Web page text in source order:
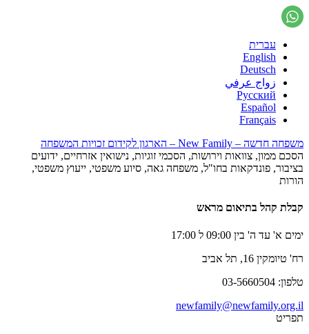
עברית
English
Deutsch
زواج عرفي
Русский
Español
Français
משפחה חדשה – New Family – הארגון לקידום זכויות המשפחה
הסכם ממון, צוואות וירושות, הסכמי זוגיות, נישואין אזרחיים, ידועים
בציבור, פונדקאות בחו"ל, משפחה גאה, סיוע משפטי, ייעוץ משפטי,
הורות
קבלת קהל בתיאום מראש
ימים א' עד ה' בין 09:00 ל 17:00
רח' טיומקין 16, תל אביב
טלפון: 03-5660504
newfamily@newfamily.org.il
תפריט